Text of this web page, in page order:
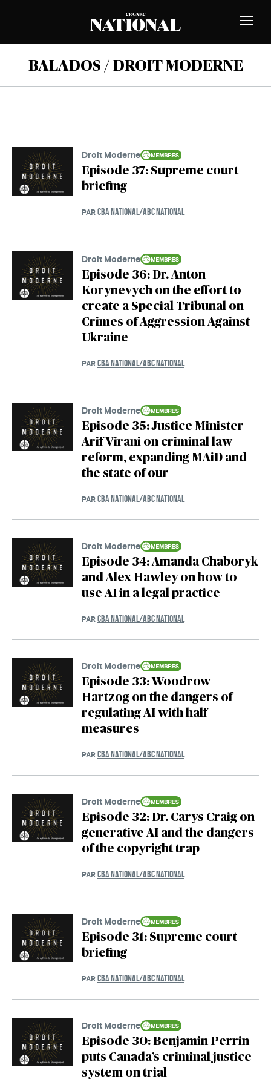
BALADOS / DROIT MODERNE
Droit Moderne
Episode 37: Supreme court
briefing
PAR CBA NATIONAL/ABC NATIONAL
Droit Moderne
Episode 36: Dr. Anton
Korynevych on the effort to
create a Special Tribunal on
Crimes of Aggression Against
Ukraine
PAR CBA NATIONAL/ABC NATIONAL
Droit Moderne
Episode 35: Justice Minister
Arif Virani on criminal law
reform, expanding MAiD and
the state of our
PAR CBA NATIONAL/ABC NATIONAL
Droit Moderne
Episode 34: Amanda Chaboryk
and Alex Hawley on how to
use AI in a legal practice
PAR CBA NATIONAL/ABC NATIONAL
Droit Moderne
Episode 33: Woodrow
Hartzog on the dangers of
regulating AI with half
measures
PAR CBA NATIONAL/ABC NATIONAL
Droit Moderne
Episode 32: Dr. Carys Craig on
generative AI and the dangers
of the copyright trap
PAR CBA NATIONAL/ABC NATIONAL
Droit Moderne
Episode 31: Supreme court
briefing
PAR CBA NATIONAL/ABC NATIONAL
Droit Moderne
Episode 30: Benjamin Perrin
puts Canada’s criminal justice
system on trial